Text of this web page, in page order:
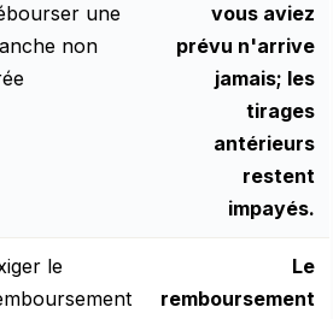
une
non
vous aviez
prévu n'arrive
jamais; les
tirages
antérieurs
restent
impayés.
le
Le
remboursement